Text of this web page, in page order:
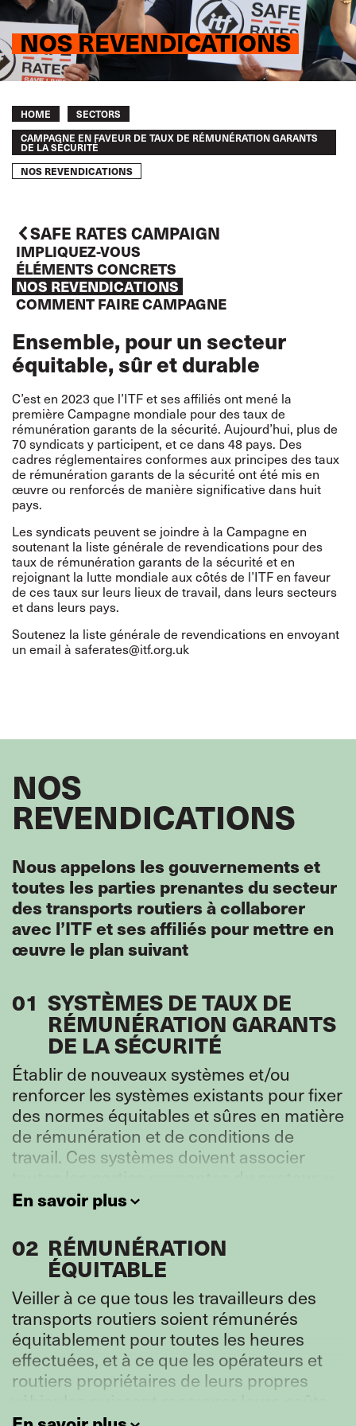
NOS REVENDICATIONS
Breadcrumb
HOME
SECTORS
CAMPAGNE EN FAVEUR DE TAUX DE RÉMUNÉRATION GARANTS
DE LA SÉCURITÉ
NOS REVENDICATIONS
SAFE RATES CAMPAIGN
IMPLIQUEZ-VOUS
ÉLÉMENTS CONCRETS
NOS REVENDICATIONS
COMMENT FAIRE CAMPAGNE
Ensemble, pour un secteur
équitable, sûr et durable
C’est en 2023 que l’ITF et ses affiliés ont mené la
première Campagne mondiale pour des taux de
rémunération garants de la sécurité. Aujourd’hui, plus de
70 syndicats y participent, et ce dans 48 pays. Des
cadres réglementaires conformes aux principes des taux
de rémunération garants de la sécurité ont été mis en
œuvre ou renforcés de manière significative dans huit
pays.
Les syndicats peuvent se joindre à la Campagne en
soutenant la liste générale de revendications pour des
taux de rémunération garants de la sécurité et en
rejoignant la lutte mondiale aux côtés de l’ITF en faveur
de ces taux sur leurs lieux de travail, dans leurs secteurs
et dans leurs pays.
Soutenez la liste générale de revendications en envoyant
un email à saferates@itf.org.uk
NOS
REVENDICATIONS
Nous appelons les gouvernements et
toutes les parties prenantes du secteur
des transports routiers à collaborer
avec l’ITF et ses affiliés pour mettre en
œuvre le plan suivant
01 SYSTÈMES DE TAUX DE
RÉMUNÉRATION GARANTS
DE LA SÉCURITÉ
Établir de nouveaux systèmes et/ou
renforcer les systèmes existants pour fixer
des normes équitables et sûres en matière
de rémunération et de conditions de
travail. Ces systèmes doivent associer
compris les acheteurs de services de
transport et les plateformes, et concerner
l’ensemble des travailleuses et travailleurs
des transports routiers, indépendamment
de la forme d’emploi, de la nationalité et
du genre.
En savoir plus
02 RÉMUNÉRATION
ÉQUITABLE
Veiller à ce que tous les travailleurs des
transports routiers soient rémunérés
équitablement pour toutes les heures
effectuées, et à ce que les opérateurs et
routiers propriétaires de leurs propres